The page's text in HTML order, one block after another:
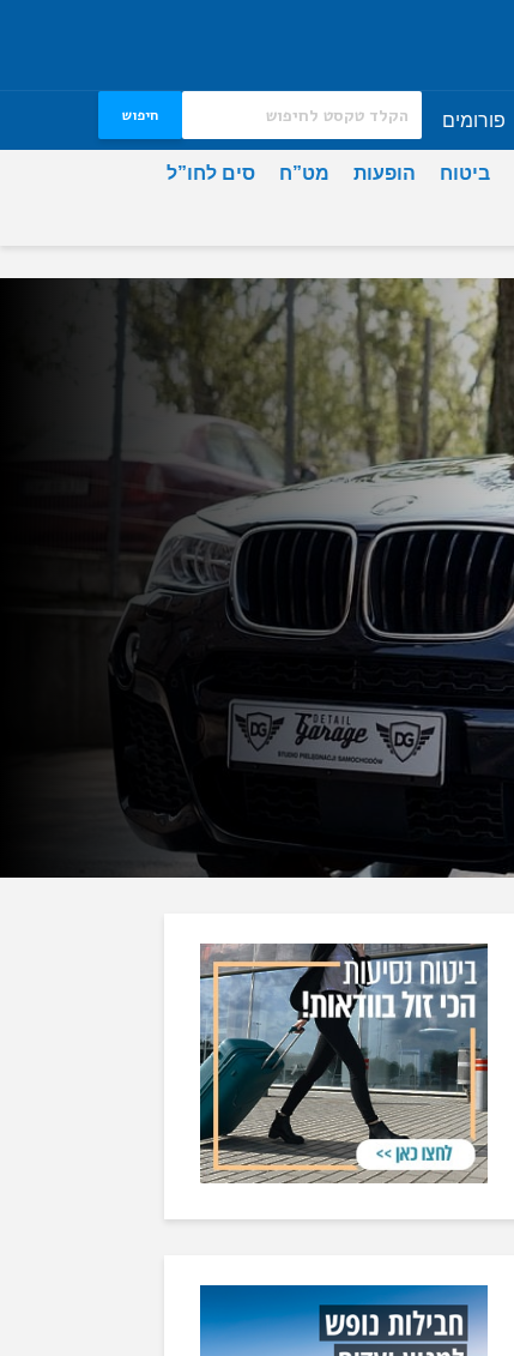
פורומים חיפוש
ביטוח הופעות מט”ח סים לחו”ל